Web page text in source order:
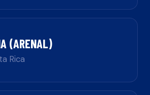
(ARENAL)
Rica